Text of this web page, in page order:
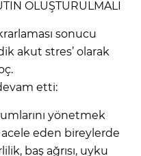
OLUŞTURULMALI
sonucu
akut stres’ olarak
etti:
yönetmek
eden bireylerde
baş ağrısı, uyku